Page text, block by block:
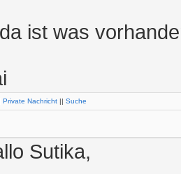
ist was
Private Nachricht || Suche
Sutika,